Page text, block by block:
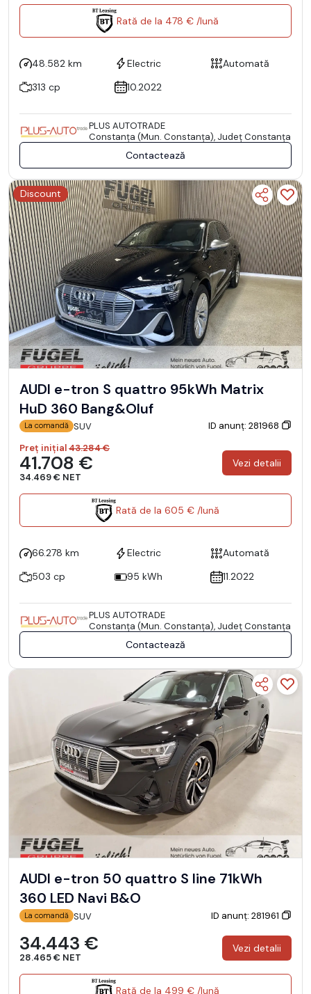
Rată de la 478 € /lună
48.582 km Electric
Automată
313 cp
10.2022
PLUS AUTOTRADE
Constanţa (Mun. Constanţa), Județ Constanţa
Contactează
Discount
AUDI e-tron S quattro 95kWh Matrix
HuD 360 Bang&Oluf
La comandă SUV
ID anunț: 281968
Preț inițial43.284 €
41.708 €
34.469 € NET
Vezi detalii
Rată de la 605 € /lună
66.278 km Electric
Automată
503 cp
95 kWh 11.2022
PLUS AUTOTRADE
Constanţa (Mun. Constanţa), Județ Constanţa
Contactează
AUDI e-tron 50 quattro S line 71kWh
360 LED Navi B&O
La comandă SUV ID anunț: 281961
34.443 €
28.465 € NET
Vezi detalii
Rată de la 499 € /lună